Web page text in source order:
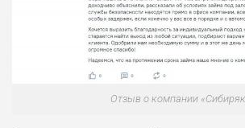
Отзыв о компании